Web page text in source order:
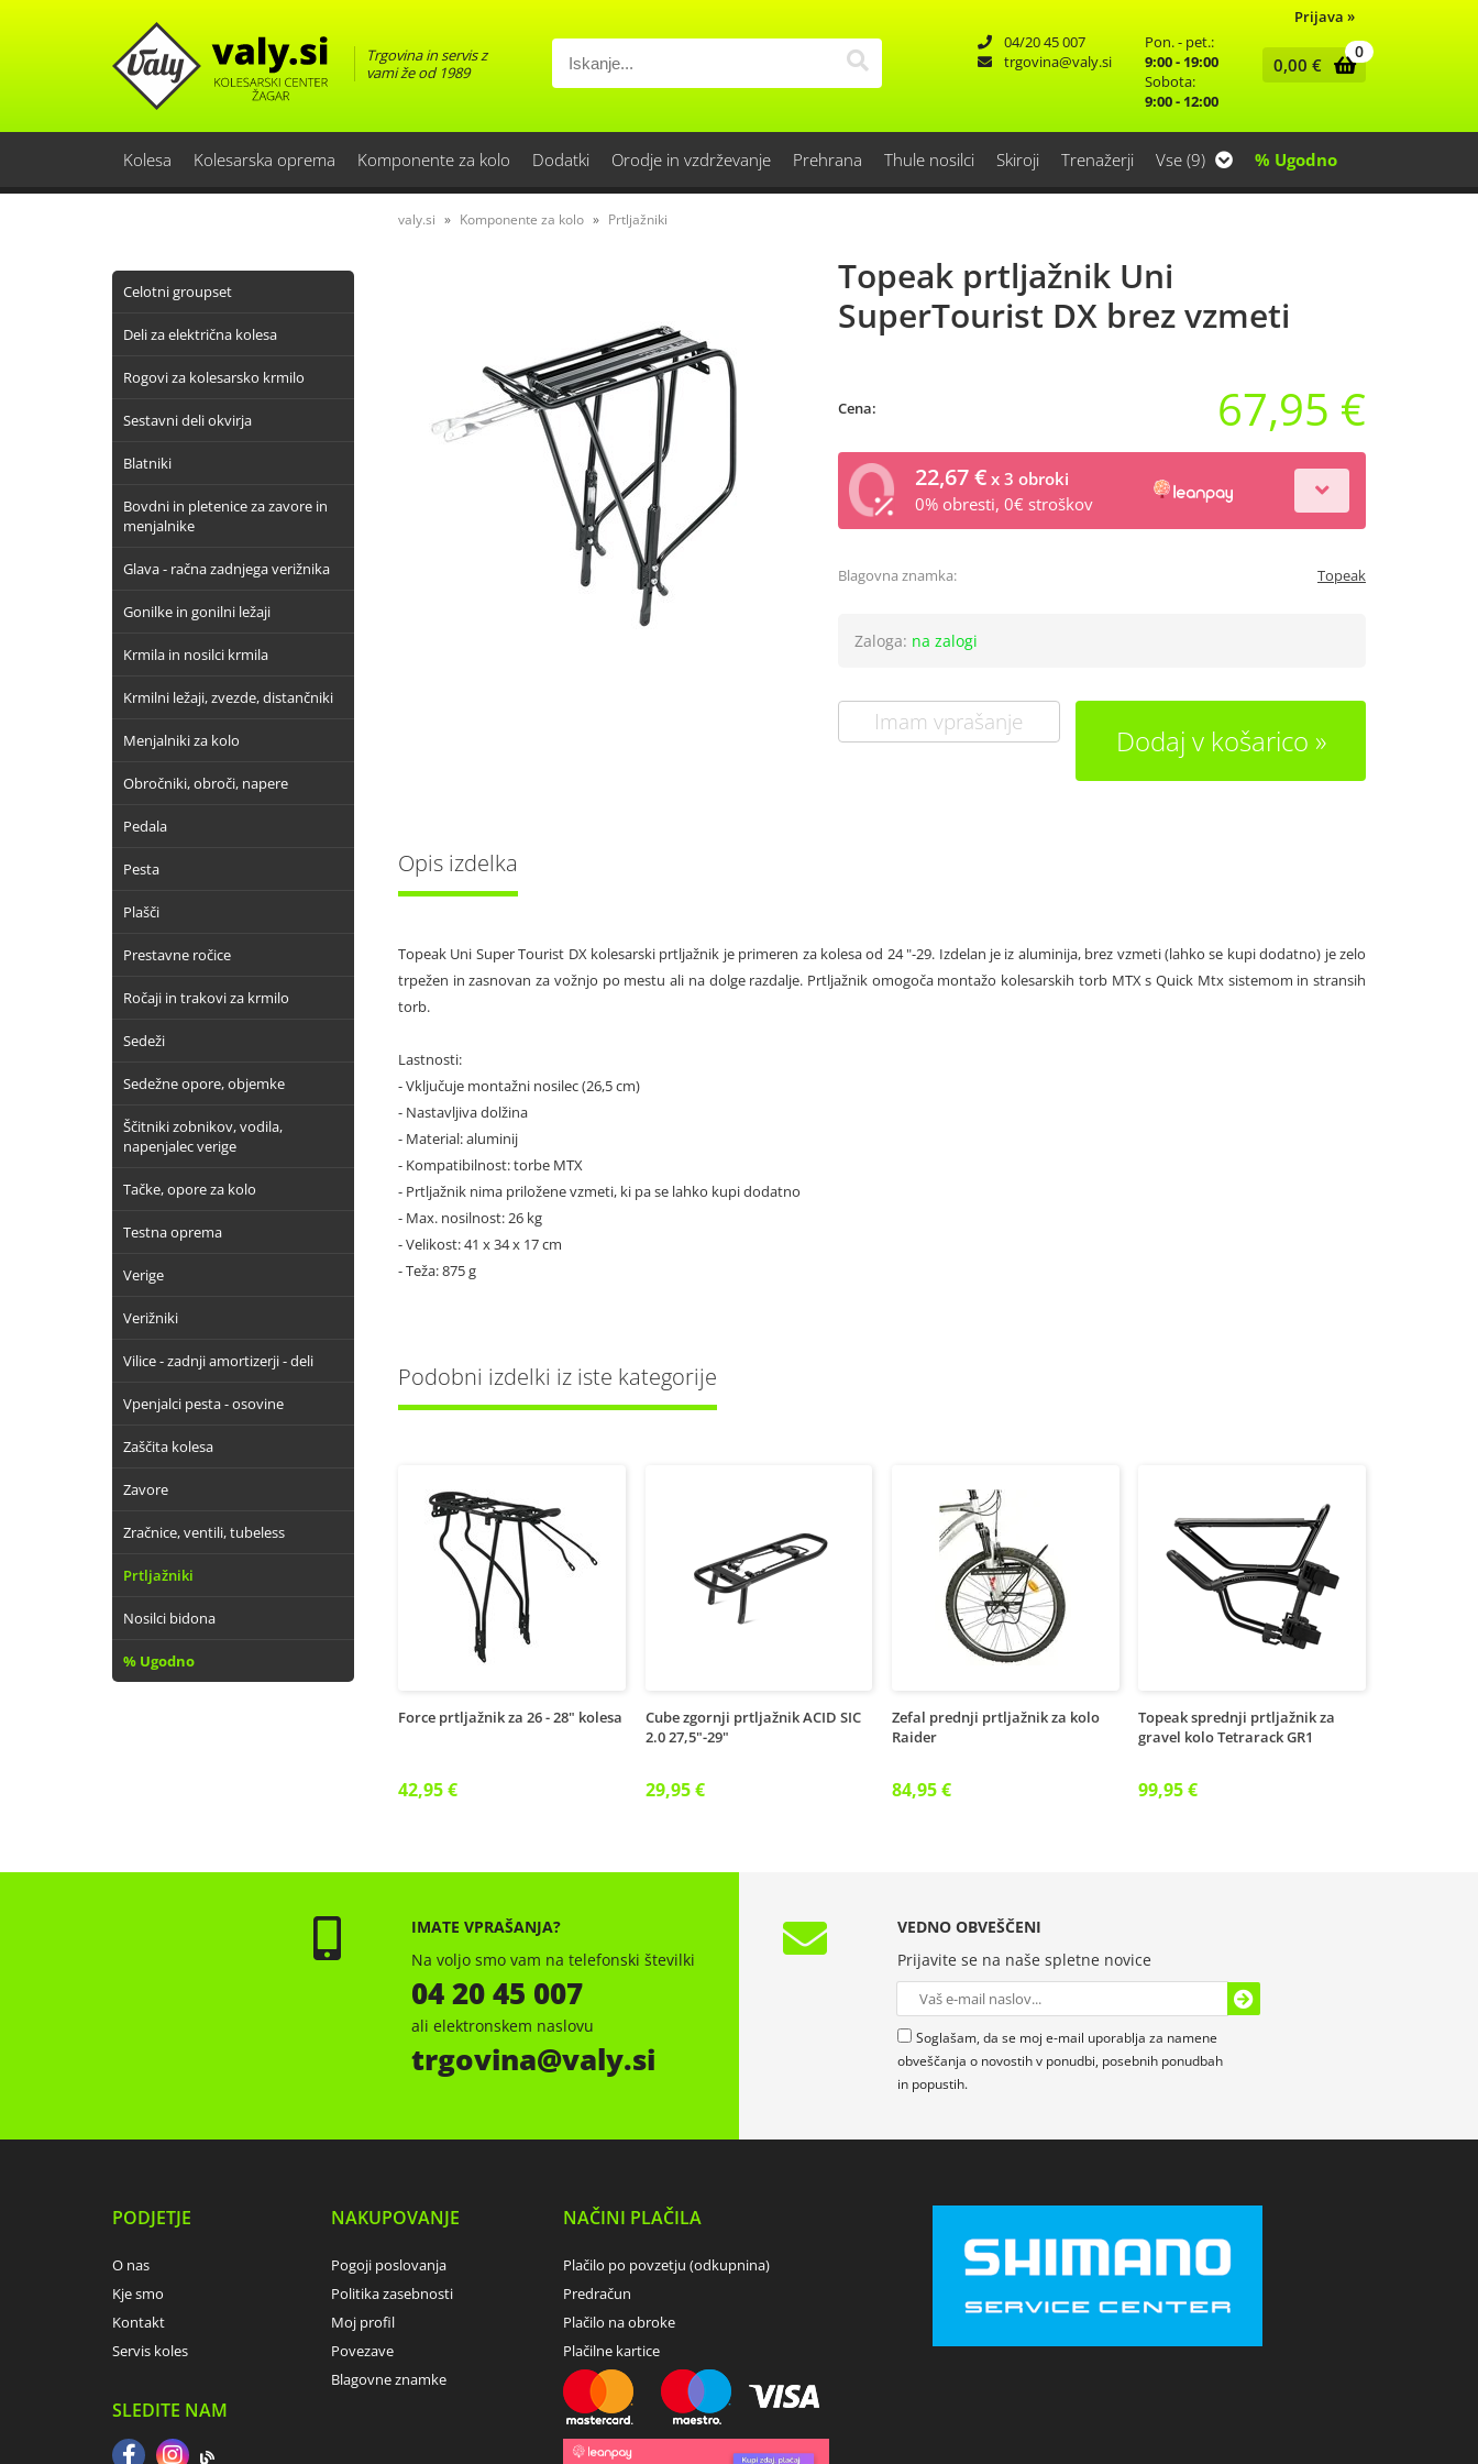
Prijava »
Trgovina in servis z
vami že od 1989
04/20 45 007
trgovina
valy.si
Pon. - pet.:
9:00 - 19:00
Sobota:
9:00 - 12:00
0
0,00 €
Kolesa Kolesarska oprema Komponente za kolo Dodatki Orodje in vzdrževanje Prehrana Thule nosilci Skiroji Trenažerji Vse (9) % Ugodno
Celotni groupset
Deli za električna kolesa
Rogovi za kolesarsko krmilo
Sestavni deli okvirja
Blatniki
Bovdni in pletenice za zavore in
menjalnike
Glava - račna zadnjega verižnika
Gonilke in gonilni ležaji
Krmila in nosilci krmila
Krmilni ležaji, zvezde, distančniki
Menjalniki za kolo
Obročniki, obroči, napere
Pedala
Pesta
Plašči
Prestavne ročice
Ročaji in trakovi za krmilo
Sedeži
Sedežne opore, objemke
Ščitniki zobnikov, vodila,
napenjalec verige
Tačke, opore za kolo
Testna oprema
Verige
Verižniki
Vilice - zadnji amortizerji - deli
Vpenjalci pesta - osovine
Zaščita kolesa
Zavore
Zračnice, ventili, tubeless
Prtljažniki
Nosilci bidona
% Ugodno
valy.si Komponente za kolo Prtljažniki
Topeak prtljažnik Uni
SuperTourist DX brez vzmeti
Cena: 67,95 €
22,67 € x 3 obroki
0% obresti, 0€ stroškov
Blagovna znamka: Topeak
Zaloga: na zalogi
Imam vprašanje
Dodaj v košarico
Opis izdelka
Topeak Uni Super Tourist DX kolesarski prtljažnik je primeren za kolesa od 24 "-29. Izdelan je iz aluminija, brez vzmeti (lahko se kupi dodatno) je zelo
trpežen in zasnovan za vožnjo po mestu ali na dolge razdalje. Prtljažnik omogoča montažo kolesarskih torb MTX s Quick Mtx sistemom in stransih
torb.
Lastnosti:
- Vključuje montažni nosilec (26,5 cm)
- Nastavljiva dolžina
- Material: aluminij
- Kompatibilnost: torbe MTX
- Prtljažnik nima priložene vzmeti, ki pa se lahko kupi dodatno
- Max. nosilnost: 26 kg
- Velikost: 41 x 34 x 17 cm
- Teža: 875 g
Podobni izdelki iz iste kategorije
Force prtljažnik za 26 - 28" kolesa
42,95 €
Cube zgornji prtljažnik ACID SIC
2.0 27,5"-29"
29,95 €
Zefal prednji prtljažnik za kolo
Raider
84,95 €
Topeak sprednji prtljažnik za
gravel kolo Tetrarack GR1
99,95 €
IMATE VPRAŠANJA?
Na voljo smo vam na telefonski številki
04 20 45 007
ali elektronskem naslovu
trgovina valy.si
VEDNO OBVEŠČENI
Prijavite se na naše spletne novice
Soglašam, da se moj e-mail uporablja za namene
obveščanja o novostih v ponudbi, posebnih ponudbah
in popustih.
PODJETJE
O nas
Kje smo
Kontakt
Servis koles
SLEDITE NAM
NAKUPOVANJE
Pogoji poslovanja
Politika zasebnosti
Moj profil
Povezave
Blagovne znamke
NAČINI PLAČILA
Plačilo po povzetju (odkupnina)
Predračun
Plačilo na obroke
Plačilne kartice